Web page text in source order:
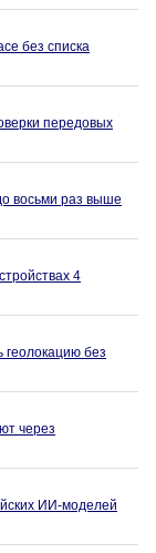
без списка
передовых
восьми раз выше
4
геолокацию без
через
ИИ-моделей